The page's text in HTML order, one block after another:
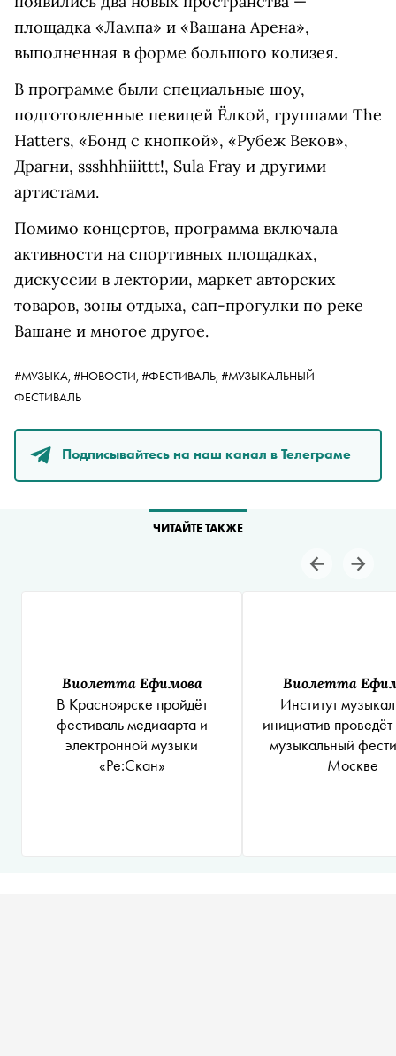
площадка «Лампа» и «Вашана Арена»,
выполненная в форме большого колизея.
В программе были специальные шоу,
подготовленные певицей Ёлкой, группами The
Hatters, «Бонд с кнопкой», «Рубеж Веков»,
Драгни, ssshhhiiittt!, Sula Fray и другими
артистами.
Помимо концертов, программа включала
активности на спортивных площадках,
дискуссии в лектории, маркет авторских
товаров, зоны отдыха, сап-прогулки по реке
Вашане и многое другое.
#МУЗЫКА, #НОВОСТИ, #ФЕСТИВАЛЬ, #МУЗЫКАЛЬНЫЙ
ФЕСТИВАЛЬ
Подписывайтесь на наш канал в Телеграме
ЧИТАЙТЕ ТАКЖЕ
Виолетта Ефимова
В Красноярске пройдёт
фестиваль медиаарта и
электронной музыки
«Ре:Скан»
Виолетта
Институт
инициатив
музыкальный
Москве